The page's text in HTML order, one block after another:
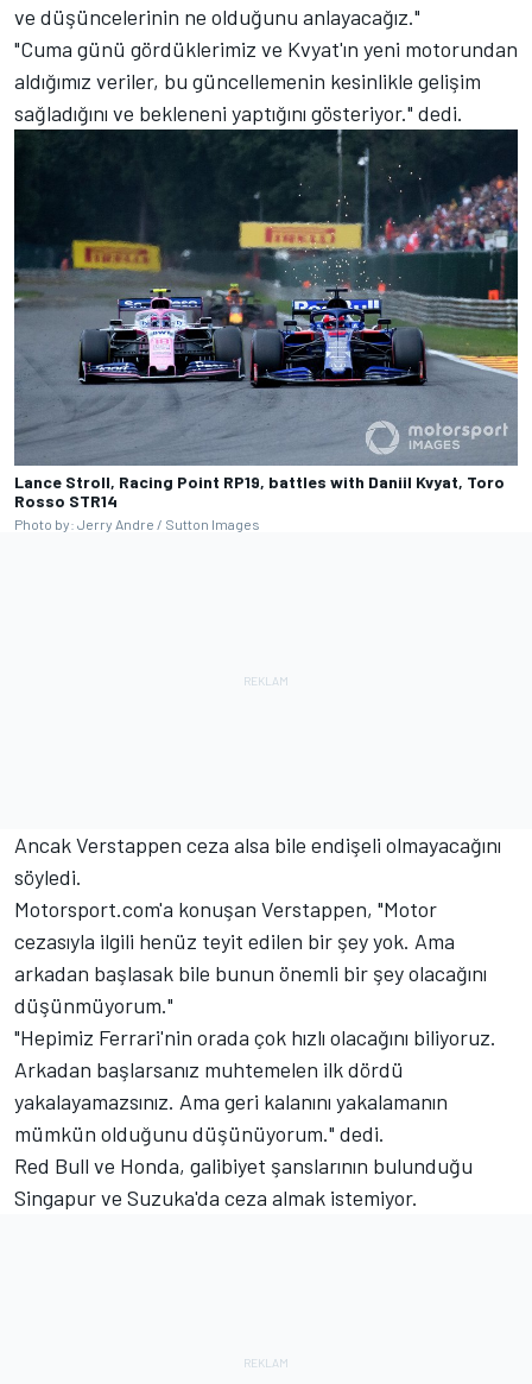
ve düşüncelerinin ne olduğunu anlayacağız."
"Cuma günü gördüklerimiz ve Kvyat'ın yeni motorundan
aldığımız veriler, bu güncellemenin kesinlikle gelişim
sağladığını ve bekleneni yaptığını gösteriyor." dedi.
Lance Stroll, Racing Point RP19, battles with Daniil Kvyat, Toro
Rosso STR14
Photo by: Jerry Andre / Sutton Images
Ancak Verstappen ceza alsa bile endişeli olmayacağını
söyledi.
Motorsport.com'a konuşan Verstappen, "Motor
cezasıyla ilgili henüz teyit edilen bir şey yok. Ama
arkadan başlasak bile bunun önemli bir şey olacağını
düşünmüyorum."
"Hepimiz Ferrari'nin orada çok hızlı olacağını biliyoruz.
Arkadan başlarsanız muhtemelen ilk dördü
yakalayamazsınız. Ama geri kalanını yakalamanın
mümkün olduğunu düşünüyorum." dedi.
Red Bull ve Honda, galibiyet şanslarının bulunduğu
Singapur ve Suzuka'da ceza almak istemiyor.